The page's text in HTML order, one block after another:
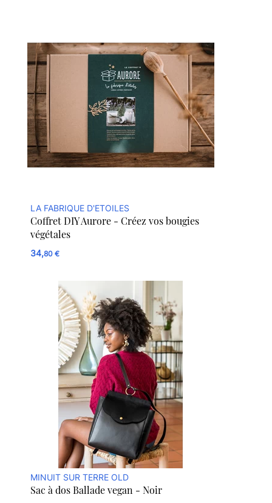
LA FABRIQUE D'ETOILES
Coffret DIY Aurore - Créez vos bougies
végétales
34,80 €
MINUIT SUR TERRE OLD
Sac à dos Ballade vegan - Noir